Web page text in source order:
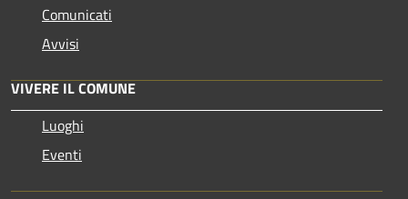
Comunicati
Avvisi
VIVERE IL COMUNE
Luoghi
Eventi